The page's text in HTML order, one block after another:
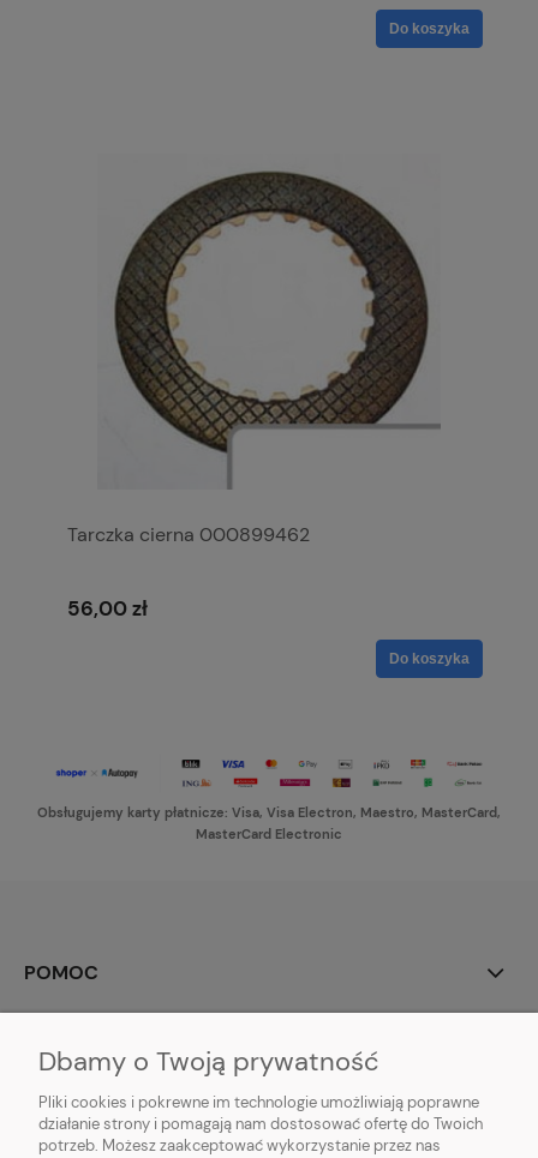
Do koszyka
Tarczka cierna 000899462
56,00 zł
Do koszyka
Obsługujemy karty płatnicze: Visa, Visa Electron, Maestro, MasterCard,
MasterCard Electronic
POMOC
PŁATNOŚCI I DOSTAWA
INFORMACJE
Dbamy o Twoją prywatność
Pliki cookies i pokrewne im technologie umożliwiają poprawne
działanie strony i pomagają nam dostosować ofertę do Twoich
potrzeb. Możesz zaakceptować wykorzystanie przez nas